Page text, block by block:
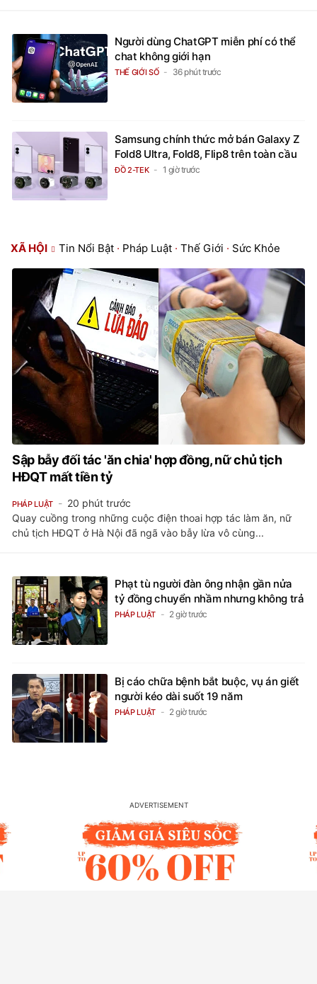
Người dùng ChatGPT miễn phí có thể
chat không giới hạn
THẾ GIỚI SỐ 36 phút trước
Samsung chính thức mở bán Galaxy Z
Fold8 Ultra, Fold8, Flip8 trên toàn cầu
ĐỒ 2-TEK 1 giờ trước
XÃ HỘI Tin Nổi Bật · Pháp Luật · Thế Giới · Sức Khỏe
Sập bẫy đối tác 'ăn chia' hợp đồng, nữ chủ tịch
HĐQT mất tiền tỷ
PHÁP LUẬT
20 phút trước
Quay cuồng trong những cuộc điện thoai hợp tác làm ăn, nữ
chủ tịch HĐQT ở Hà Nội đã ngã vào bẫy lừa vô cùng...
Phạt tù người đàn ông nhận gần nửa
tỷ đồng chuyển nhầm nhưng không trả
PHÁP LUẬT 2 giờ trước
Bị cáo chữa bệnh bắt buộc, vụ án giết
người kéo dài suốt 19 năm
PHÁP LUẬT 2 giờ trước